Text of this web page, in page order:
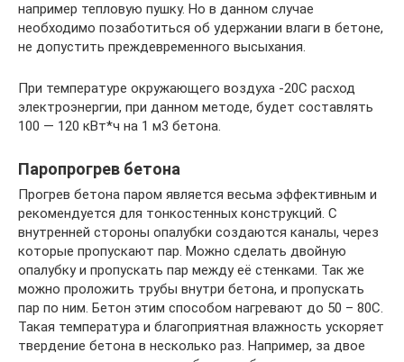
например тепловую пушку. Но в данном случае
необходимо позаботиться об удержании влаги в бетоне,
не допустить преждевременного высыхания.
При температуре окружающего воздуха -20С расход
электроэнергии, при данном методе, будет составлять
100 — 120 кВт*ч на 1 м3 бетона.
Паропрогрев бетона
Прогрев бетона паром является весьма эффективным и
рекомендуется для тонкостенных конструкций. С
внутренней стороны опалубки создаются каналы, через
которые пропускают пар. Можно сделать двойную
опалубку и пропускать пар между её стенками. Так же
можно проложить трубы внутри бетона, и пропускать
пар по ним. Бетон этим способом нагревают до 50 – 80С.
Такая температура и благоприятная влажность ускоряет
твердение бетона в несколько раз. Например, за двое